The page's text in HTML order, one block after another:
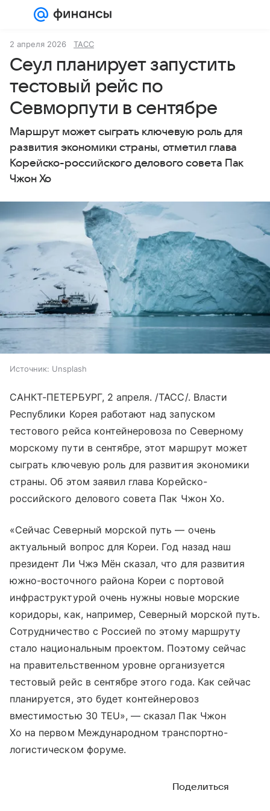
2 апреля 2026
ТАСС
Сеул планирует запустить
тестовый рейс по
Севморпути в сентябре
Маршрут может сыграть ключевую роль для
развития экономики страны, отметил глава
Корейско-российского делового совета Пак
Чжон Хо
Источник: Unsplash
САНКТ-ПЕТЕРБУРГ, 2 апреля. /ТАСС/. Власти
Республики Корея работают над запуском
тестового рейса контейнеровоза по Северному
морскому пути в сентябре, этот маршрут может
сыграть ключевую роль для развития экономики
страны. Об этом заявил глава Корейско-
российского делового совета Пак Чжон Хо.
«Сейчас Северный морской путь — очень
актуальный вопрос для Кореи. Год назад наш
президент Ли Чжэ Мён сказал, что для развития
южно-восточного района Кореи с портовой
инфраструктурой очень нужны новые морские
коридоры, как, например, Северный морской путь.
Сотрудничество с Россией по этому маршруту
стало национальным проектом. Поэтому сейчас
на правительственном уровне организуется
тестовый рейс в сентябре этого года. Как сейчас
планируется, это будет контейнеровоз
вместимостью 30 TEU», — сказал Пак Чжон
Хо на первом Международном транспортно-
логистическом форуме.
Поделиться